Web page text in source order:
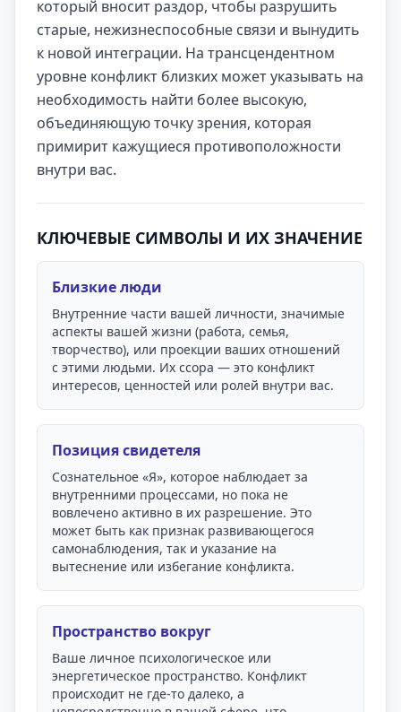
который вносит раздор, чтобы разрушить
старые, нежизнеспособные связи и вынудить
к новой интеграции. На трансцендентном
уровне конфликт близких может указывать на
необходимость найти более высокую,
объединяющую точку зрения, которая
примирит кажущиеся противоположности
внутри вас.
КЛЮЧЕВЫЕ СИМВОЛЫ И ИХ ЗНАЧЕНИЕ
Близкие люди
Внутренние части вашей личности, значимые
аспекты вашей жизни (работа, семья,
творчество), или проекции ваших отношений
с этими людьми. Их ссора — это конфликт
интересов, ценностей или ролей внутри вас.
Позиция свидетеля
Сознательное «Я», которое наблюдает за
внутренними процессами, но пока не
вовлечено активно в их разрешение. Это
может быть как признак развивающегося
самонаблюдения, так и указание на
вытеснение или избегание конфликта.
Пространство вокруг
Ваше личное психологическое или
энергетическое пространство. Конфликт
происходит не где-то далеко, а